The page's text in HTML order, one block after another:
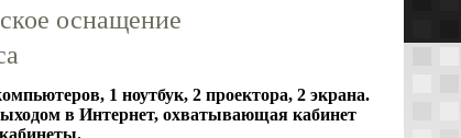
оснащение
1 ноутбук, 2 проектора, 2 экрана.
в Интернет, охватывающая кабинет